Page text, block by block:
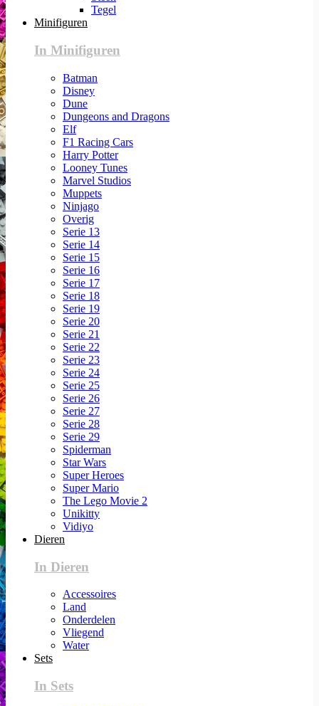
Tegel
Minifiguren
In Minifiguren
Batman
Disney
Dune
Dungeons and Dragons
Elf
F1 Racing Cars
Harry Potter
Looney Tunes
Marvel Studios
Muppets
Ninjago
Overig
Serie 13
Serie 14
Serie 15
Serie 16
Serie 17
Serie 18
Serie 19
Serie 20
Serie 21
Serie 22
Serie 23
Serie 24
Serie 25
Serie 26
Serie 27
Serie 28
Serie 29
Spiderman
Star Wars
Super Heroes
Super Mario
The Lego Movie 2
Unikitty
Vidiyo
Dieren
In Dieren
Accessoires
Land
Onderdelen
Vliegend
Water
Sets
In Sets